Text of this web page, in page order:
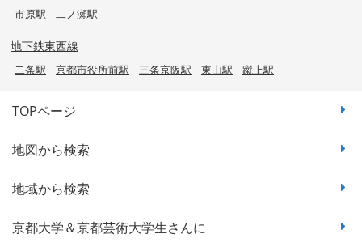
市原駅
二ノ瀬駅
地下鉄東西線
二条駅 京都市役所前駅 三条京阪駅 東山駅 蹴上駅
TOPページ
地図から検索
地域から検索
京都大学＆京都芸術大学生さんに